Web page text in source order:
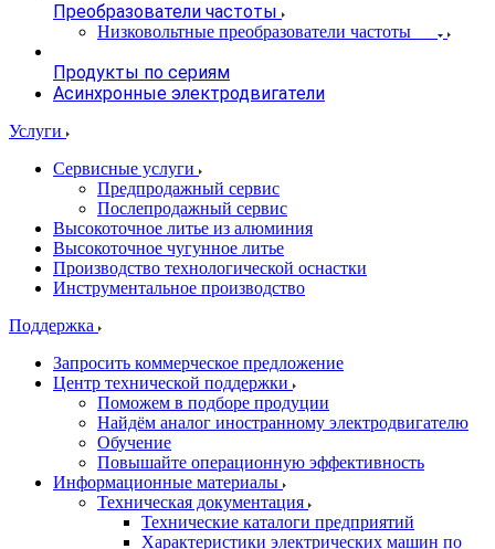
Преобразователи частоты
Низковольтные преобразователи частоты
Продукты по сериям
Асинхронные электродвигатели
Услуги
Сервисные услуги
Предпродажный сервис
Послепродажный сервис
Высокоточное литье из алюминия
Высокоточное чугунное литье
Производство технологической оснастки
Инструментальное производство
Поддержка
Запросить коммерческое предложение
Центр технической поддержки
Поможем в подборе продуции
Найдём аналог иностранному электродвигателю
Обучение
Повышайте операционную эффективность
Информационные материалы
Техническая документация
Технические каталоги предприятий
Характеристики электрических машин по